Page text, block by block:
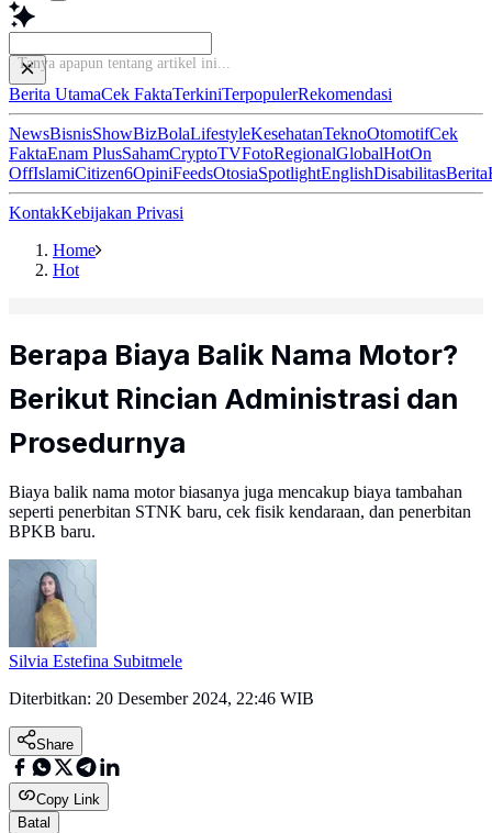
Tanya a
Berita UtamaCek FaktaTerkiniTerpopulerRekomendasi
NewsBisnisShowBizBolaLifestyleKesehatanTeknoOtomotifCek
FaktaEnam PlusSahamCryptoTVFotoRegionalGlobalHotOn
OffIslamiCitizen6OpiniFeedsOtosiaSpotlightEnglishDisabilitasBerita
KontakKebijakan Privasi
Home
Hot
Berapa Biaya Balik Nama Motor?
Berikut Rincian Administrasi dan
Prosedurnya
Biaya balik nama motor biasanya juga mencakup biaya tambahan
seperti penerbitan STNK baru, cek fisik kendaraan, dan penerbitan
BPKB baru.
Silvia Estefina Subitmele
Diterbitkan: 20 Desember 2024, 22:46 WIB
Share
Copy Link
Batal